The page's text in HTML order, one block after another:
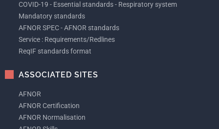
COVID-19 - Essential standards - Respiratory system
Mandatory standards
AFNOR SPEC - AFNOR standards
Service : Requirements/Redlines
ReqIF standards format
ASSOCIATED SITES
AFNOR
AFNOR Certification
AFNOR Normalisation